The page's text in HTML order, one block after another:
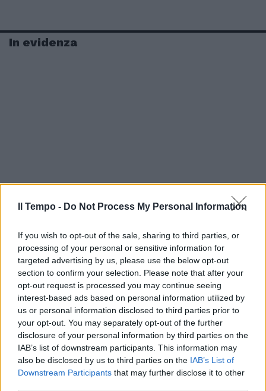
Il Tempo - Do Not Process My Personal Information
If you wish to opt-out of the sale, sharing to third parties, or
processing of your personal or sensitive information for
targeted advertising by us, please use the below opt-out
section to confirm your selection. Please note that after your
opt-out request is processed you may continue seeing
interest-based ads based on personal information utilized by
us or personal information disclosed to third parties prior to
your opt-out. You may separately opt-out of the further
disclosure of your personal information by third parties on the
IAB’s list of downstream participants. This information may
also be disclosed by us to third parties on the IAB’s List of
Downstream Participants that may further disclose it to other
In evidenza